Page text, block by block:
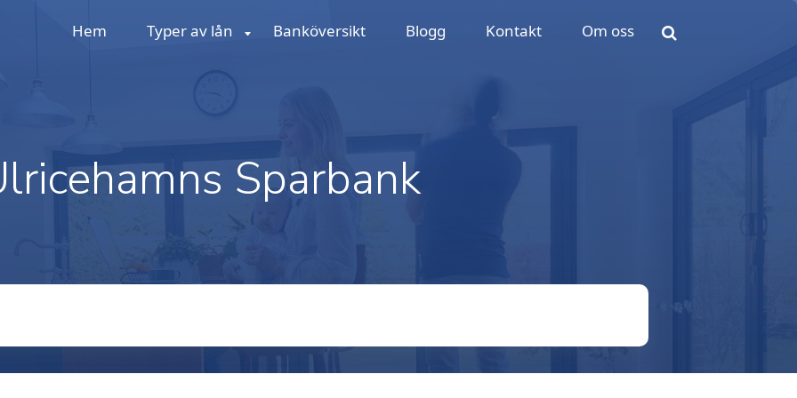
Hem Typer av lån Banköversikt Blogg Kontakt Om oss
Sparbank